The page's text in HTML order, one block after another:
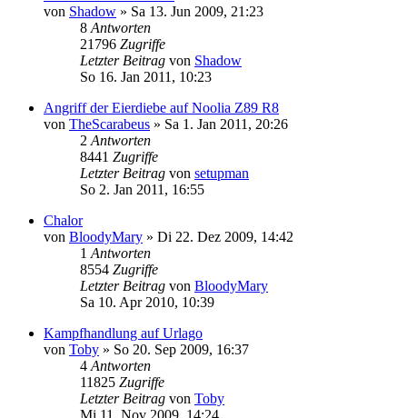
von Shadow » Sa 13. Jun 2009, 21:23
8 Antworten
21796 Zugriffe
Letzter Beitrag von Shadow
So 16. Jan 2011, 10:23
Angriff der Eierdiebe auf Noolia Z89 R8
von TheScarabeus » Sa 1. Jan 2011, 20:26
2 Antworten
8441 Zugriffe
Letzter Beitrag von setupman
So 2. Jan 2011, 16:55
Chalor
von BloodyMary » Di 22. Dez 2009, 14:42
1 Antworten
8554 Zugriffe
Letzter Beitrag von BloodyMary
Sa 10. Apr 2010, 10:39
Kampfhandlung auf Urlago
von Toby » So 20. Sep 2009, 16:37
4 Antworten
11825 Zugriffe
Letzter Beitrag von Toby
Mi 11. Nov 2009, 14:24